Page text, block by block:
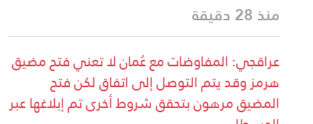
منذ 28 دقيقة
عراقجي: المفاوضات مع عُمان لا تعني فتح مضيق
هرمز وقد يتم التوصل إلى اتفاق لكن فتح
المضيق مرهون بتحقق شروط أخرى تم إبلاغها عبر